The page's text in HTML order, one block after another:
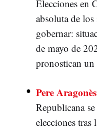
Elecciones en
absoluta de
gobernar:
de mayo de
pronostican un
Pere
Republicana
elecciones tras